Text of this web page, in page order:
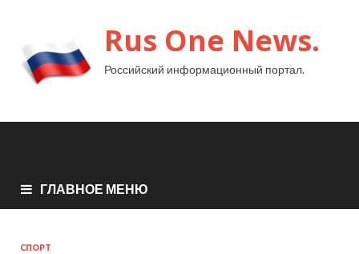
Rus One News.
Российский информационный портал.
ГЛАВНОЕ МЕНЮ
СПОРТ